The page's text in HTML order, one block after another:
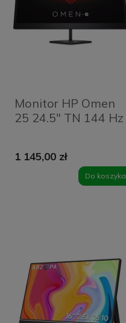
Monitor HP Omen
25 24.5" TN 144 Hz
1 145,00 zł
Do koszyka